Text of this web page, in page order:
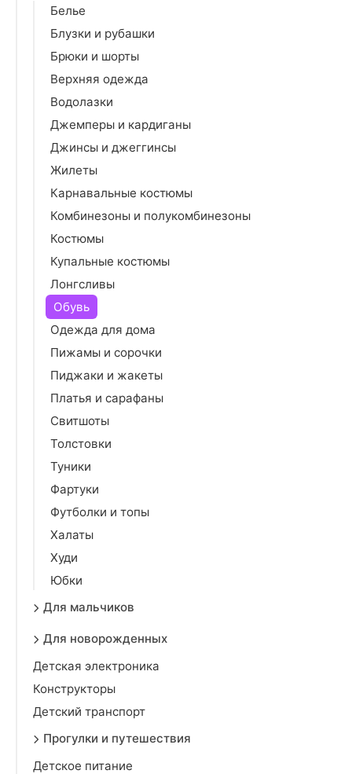
Белье
Блузки и рубашки
Брюки и шорты
Верхняя одежда
Водолазки
Джемперы и кардиганы
Джинсы и джеггинсы
Жилеты
Карнавальные костюмы
Комбинезоны и полукомбинезоны
Костюмы
Купальные костюмы
Лонгсливы
Обувь
Одежда для дома
Пижамы и сорочки
Пиджаки и жакеты
Платья и сарафаны
Свитшоты
Толстовки
Туники
Фартуки
Футболки и топы
Халаты
Худи
Юбки
Для мальчиков
Для новорожденных
Детская электроника
Конструкторы
Детский транспорт
Прогулки и путешествия
Детское питание